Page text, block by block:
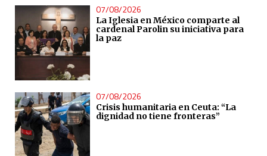
07/08/2026
La Iglesia en México comparte al
cardenal Parolin su iniciativa para
la paz
07/08/2026
Crisis humanitaria en Ceuta: “La
dignidad no tiene fronteras”